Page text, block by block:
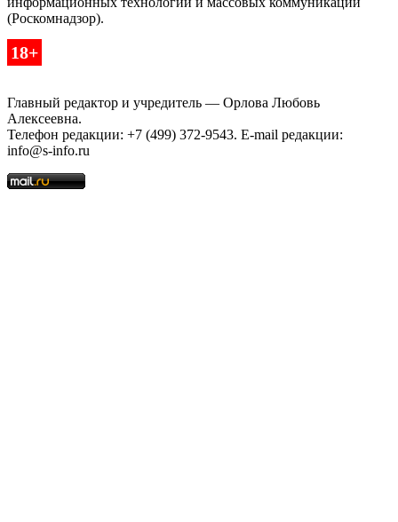
(Роскомнадзор).
18+
Главный редактор и учредитель — Орлова Любовь
Алексеевна.
Телефон редакции: +7 (499) 372-9543. E-mail редакции:
info@s-info.ru